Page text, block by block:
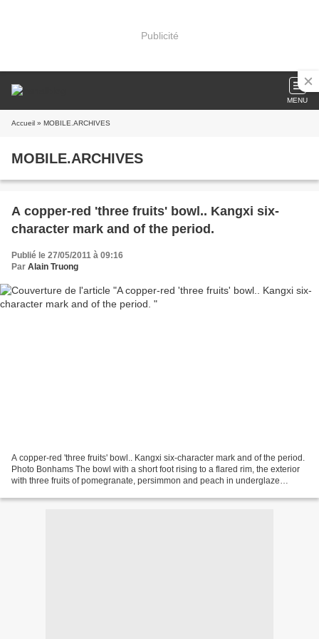
Publicité
MENU
Accueil » MOBILE.ARCHIVES
MOBILE.ARCHIVES
A copper-red 'three fruits' bowl.. Kangxi six-
character mark and of the period.
Publié le 27/05/2011 à 09:16
Par Alain Truong
A copper-red 'three fruits' bowl.. Kangxi six-character mark and of the period.
Photo Bonhams The bowl with a short foot rising to a flared rim, the exterior
with three fruits of pomegranate, persimmon and peach in underglaze